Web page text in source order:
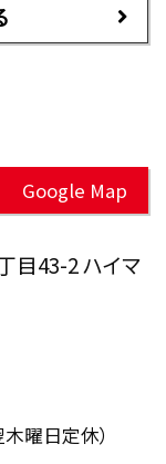
Google Map
目43-2 ハイマ
曜日定休）